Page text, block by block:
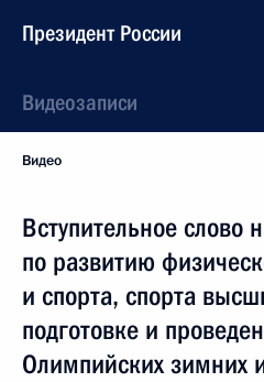
Президент России
Видеозаписи
Видео
Вступительное слово
по развитию
и спорта, спорта
подготовке и
Олимпийских зимних